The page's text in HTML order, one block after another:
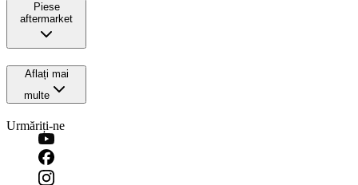
Piese
aftermarket
Aflați mai
multe
Urmăriți-ne